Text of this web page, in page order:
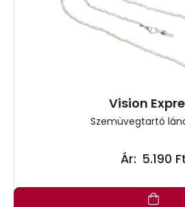
Vision
Szemüvegtartó
Ár: 5.190